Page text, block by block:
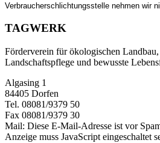
Verbraucherschlichtungsstelle nehmen wir
TAGWERK
Förderverein für ökologischen Landbau,
Landschaftspflege und bewusste
Algasing 1
84405 Dorfen
Tel. 08081/9379 50
Fax 08081/9379 30
Mail: Diese E-Mail-Adresse ist vor
Anzeige muss JavaScript eingeschaltet